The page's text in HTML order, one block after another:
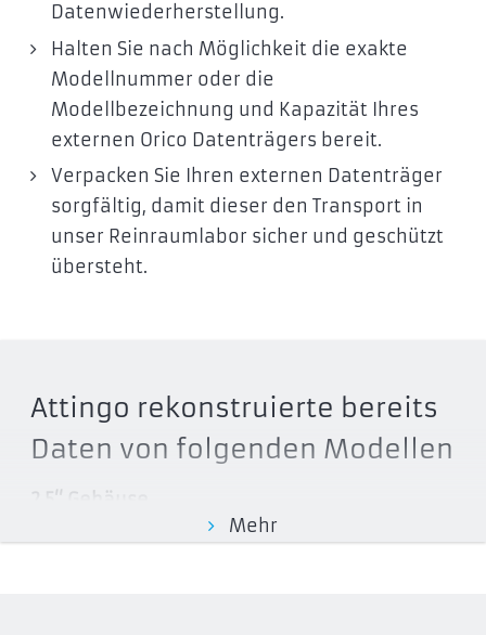
Datenwiederherstellung.
Halten Sie nach Möglichkeit die exakte
Modellnummer oder die
Modellbezeichnung und Kapazität Ihres
externen Orico Datenträgers bereit.
Verpacken Sie Ihren externen Datenträger
sorgfältig, damit dieser den Transport in
unser Reinraumlabor sicher und geschützt
übersteht.
Attingo rekonstruierte bereits
Daten von folgenden Modellen
2.5‘‘ Gehäuse
Mehr